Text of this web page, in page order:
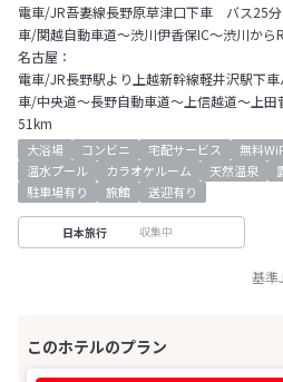
電車/JR吾妻線長野原草津口下車 バス25分
車/関越自動車道～渋川伊香保IC～渋川か
名古屋：
電車/JR長野駅より上越新幹線軽井沢駅下
車/中央道～長野自動車道～上信越道～上
51km
大浴場 コンビニ 宅配サービス 無料
温水プール
カラオケルーム 天然温泉
駐車場有り
旅館 送迎有り
日本旅行 収集中
基準